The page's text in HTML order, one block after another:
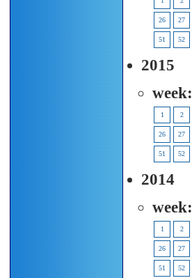
26 27
51 52
2015
week:
1 2
26 27
51 52
2014
week:
1 2
26 27
51 52